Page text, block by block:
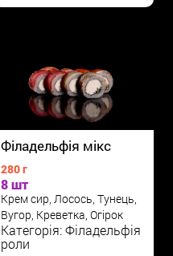
Філадельфія мікс
280 г
8 шт
Крем сир, Лосось, Тунець,
Вугор, Креветка, Огірок
Категорія: Філадельфія
роли